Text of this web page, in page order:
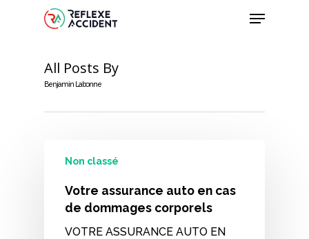
Menu
All Posts By
Benjamin Labonne
Non classé
Votre assurance auto en cas
de dommages corporels
VOTRE ASSURANCE AUTO EN